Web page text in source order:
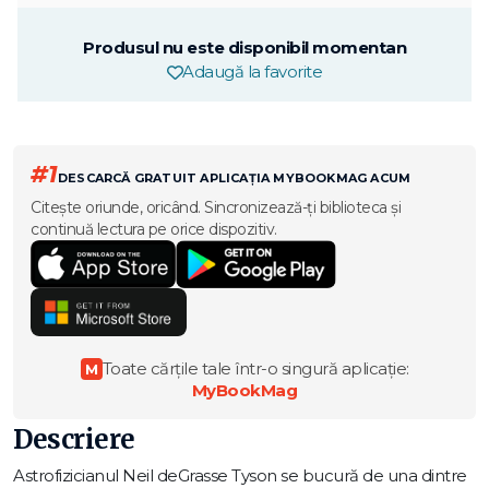
Produsul nu este disponibil momentan
Adaugă la favorite
#1DESCARCĂ GRATUIT APLICAȚIA MYBOOKMAG ACUM
Citește oriunde, oricând. Sincronizează-ți biblioteca și
continuă lectura pe orice dispozitiv.
M Toate cărțile tale într-o singură aplicație:
MyBookMag
Descriere
Astrofizicianul Neil deGrasse Tyson se bucură de una dintre